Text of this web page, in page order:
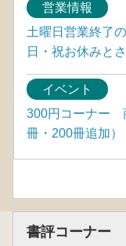
営業情報
土曜日営業終了
日・祝お休みと
イベント
300円コーナー
冊・200冊追加）
書評コーナー